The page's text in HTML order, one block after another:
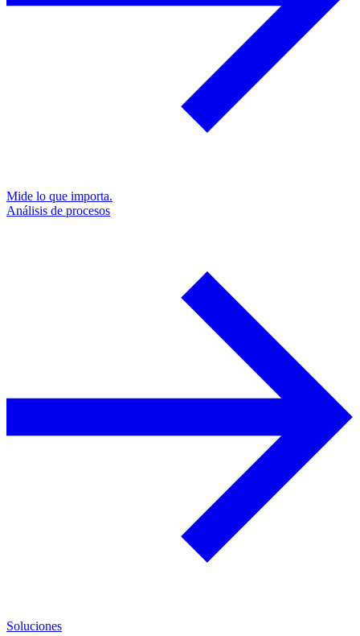
Mide lo que importa.
Análisis de procesos
Soluciones